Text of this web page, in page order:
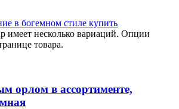
имеет несколько вариаций. Опции
товара.
орлом в ассортименте,